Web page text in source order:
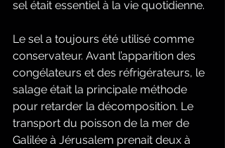
sel était essentiel à la vie quotidienne.
Le sel a toujours été utilisé comme
conservateur. Avant l’apparition des
congélateurs et des réfrigérateurs, le
salage était la principale méthode
pour retarder la décomposition. Le
transport du poisson de la mer de
Galilée à Jérusalem prenait deux à